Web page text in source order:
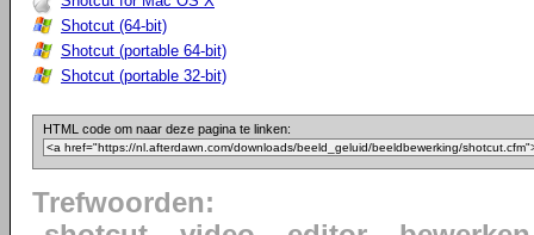
Shotcut (64-bit)
Shotcut (portable 64-bit)
Shotcut (portable 32-bit)
HTML code om naar deze pagina te linken:
Trefwoorden: